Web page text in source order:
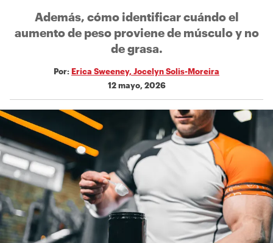
Además, cómo identificar cuándo el
aumento de peso proviene de músculo y no
de grasa.
Por: Erica Sweeney, Jocelyn Solis-Moreira
12 mayo, 2026